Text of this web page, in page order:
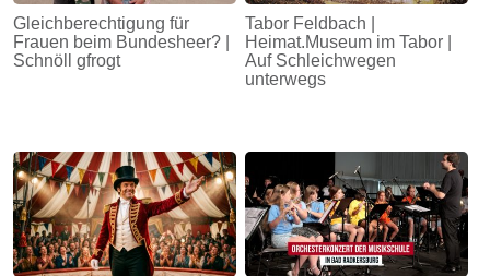
Gleichberechtigung für
Frauen beim Bundesheer? |
Schnöll gfrogt
Tabor Feldbach |
Heimat.Museum im Tabor |
Auf Schleichwegen
unterwegs